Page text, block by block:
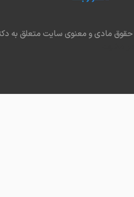
مادی و معنوی سایت متعلق به